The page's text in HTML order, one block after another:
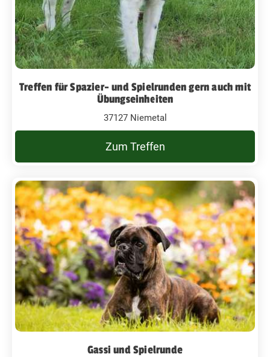
Treffen für Spazier- und Spielrunden gern auch mit
Übungseinheiten
37127 Niemetal
Zum Treffen
Gassi und Spielrunde